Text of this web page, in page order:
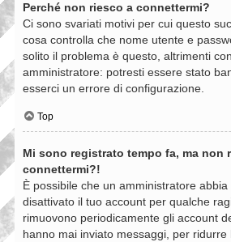
Perché non riesco a connettermi?
Ci sono svariati motivi per cui questo
cosa controlla che nome utente e
solito il problema è questo, altrimenti
amministratore: potresti essere stato
esserci un errore di configurazione.
Top
Mi sono registrato tempo fa, ma non
connettermi?!
È possibile che un amministratore
disattivato il tuo account per qualche
rimuovono periodicamente gli account
hanno mai inviato messaggi, per